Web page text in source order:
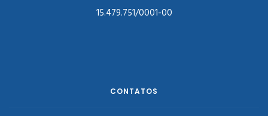
15.479.751/0001-00
CONTATOS